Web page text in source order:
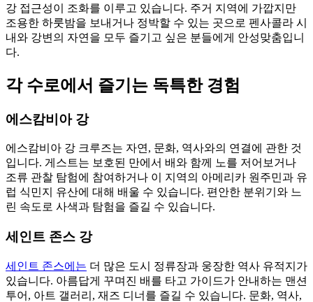
강 접근성이 조화를 이루고 있습니다. 주거 지역에 가깝지만
조용한 하룻밤을 보내거나 정박할 수 있는 곳으로 펜사콜라 시
내와 강변의 자연을 모두 즐기고 싶은 분들에게 안성맞춤입니
다.
각 수로에서 즐기는 독특한 경험
에스캄비아 강
에스캄비아 강 크루즈는 자연, 문화, 역사와의 연결에 관한 것
입니다. 게스트는 보호된 만에서 배와 함께 노를 저어보거나
조류 관찰 탐험에 참여하거나 이 지역의 아메리카 원주민과 유
럽 식민지 유산에 대해 배울 수 있습니다. 편안한 분위기와 느
린 속도로 사색과 탐험을 즐길 수 있습니다.
세인트 존스 강
세인트 존스에는 더 많은 도시 정류장과 웅장한 역사 유적지가
있습니다. 아름답게 꾸며진 배를 타고 가이드가 안내하는 맨션
투어, 아트 갤러리, 재즈 디너를 즐길 수 있습니다. 문화, 역사,